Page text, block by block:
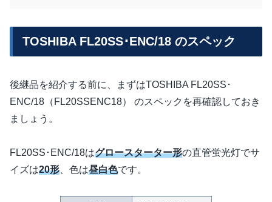
TOSHIBA FL20SS･ENC/18 のスペック
後継品を紹介する前に、まずはTOSHIBA FL20SS･
ENC/18（FL20SSENC18） のスペックを再確認しておき
ましょう。
FL20SS･ENC/18はグロースターター形の直管蛍光灯でサ
イズは20形 、色は昼白色です。